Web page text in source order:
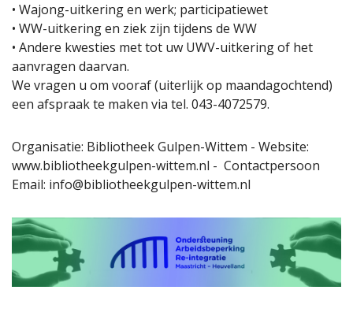
• Wajong-uitkering en werk; participatiewet
• WW-uitkering en ziek zijn tijdens de WW
• Andere kwesties met tot uw UWV-uitkering of het
aanvragen daarvan.
We vragen u om vooraf (uiterlijk op maandagochtend)
een afspraak te maken via tel. 043-4072579.
Organisatie: Bibliotheek Gulpen-Wittem - Website:
www.bibliotheekgulpen-wittem.nl - Contactpersoon
Email: info@bibliotheekgulpen-wittem.nl